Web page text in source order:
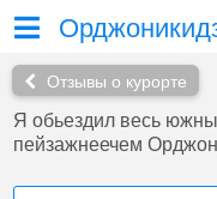
Отзывы о курорте
Я обьездил весь
пейзажнеечем